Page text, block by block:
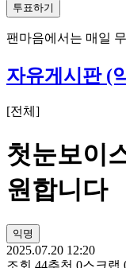
투표하기
팬마음에서는 매일
자유게시판 (
[전체 ]
첫눈보이
원합니다
익명
2025.07.20 12:20